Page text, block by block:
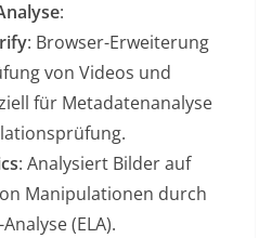
:
: Browser-Erweiterung
von Videos und
für Metadatenanalyse
: Analysiert Bilder auf
Manipulationen durch
(ELA).